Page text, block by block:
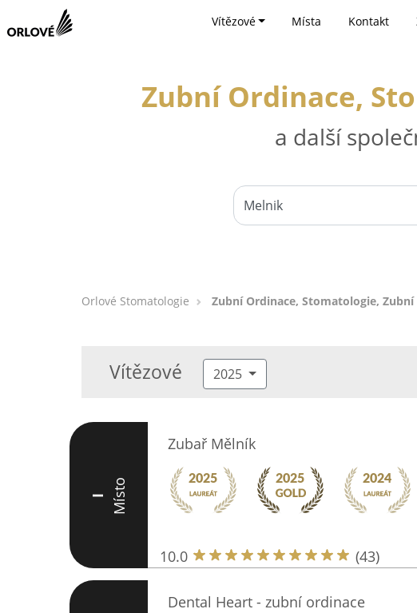
Vítězové Místa Kontakt
Zubní Ordinace,
a další
Orlové Stomatologie Zubní Ordinace, Stomatologie,
Vítězové 2025
I Místo
Zubař Mělník
10.0 (43)
Dental Heart - zubní ordinace